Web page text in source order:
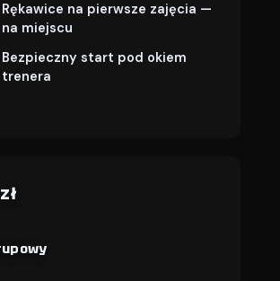
Rękawice na pierwsze zajęcia —
na miejscu
Bezpieczny start pod okiem
trenera